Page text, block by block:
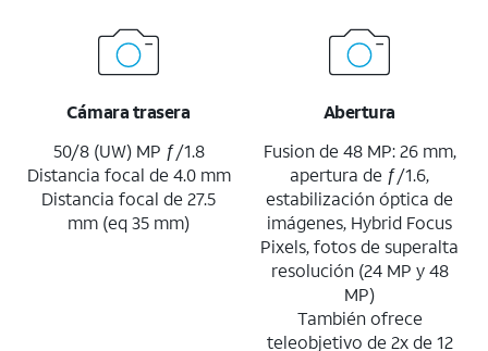
Cámara trasera
50/8 (UW) MP ƒ/1.8
Distancia focal de 4.0 mm
Distancia focal de 27.5
mm (eq 35 mm)
Abertura
Fusion de 48 MP: 26 mm,
apertura de ƒ/1.6,
estabilización óptica de
imágenes, Hybrid Focus
Pixels, fotos de superalta
resolución (24 MP y 48
MP)
También ofrece
teleobjetivo de 2x de 12